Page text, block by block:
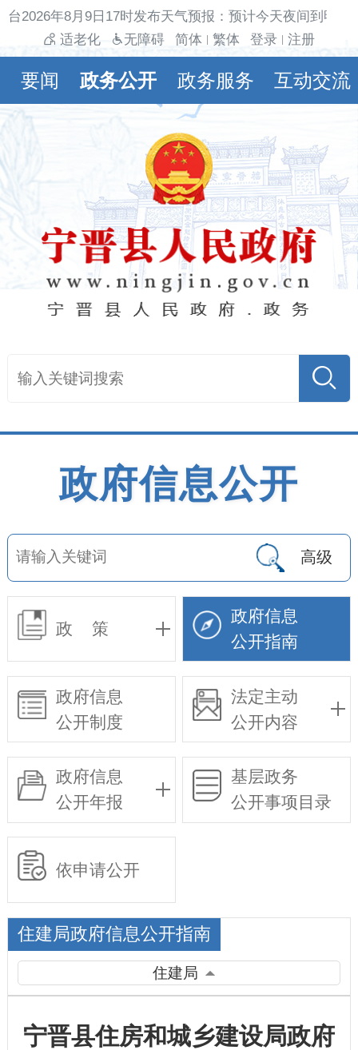
2026年8月9日17时发布天气预报：预计今天夜间到明
适老化
无障碍 简体 繁体 登录 注册
要闻 政务公开 政务服务 互动交流
政府信息公开
高级
政 策
政府信息
公开指南
政府信息
公开制度
法定主动
公开内容
政府信息
公开年报
基层政务
公开事项目录
依申请公开
住建局政府信息公开指南
住建局
宁晋县住房和城乡建设局政府